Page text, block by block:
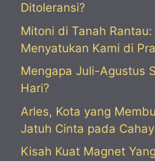
Ditoleransi?
Mitoni di Tanah
Menyatukan Kami di
Mengapa Juli-Agustus
Hari?
Arles, Kota yang
Jatuh Cinta pada
Kisah Kuat Magnet